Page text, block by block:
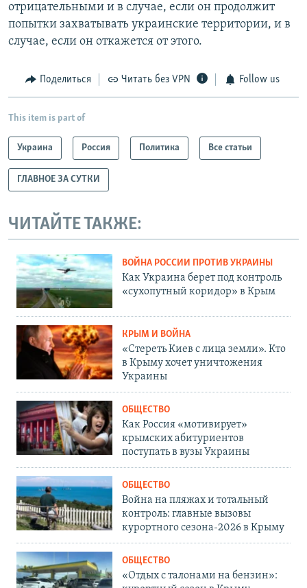
отрицательными и в случае, если он продолжит
попытки захватывать украинские территории, и в
случае, если он откажется от этого.
Поделиться Читать без VPN Follow us
This item is part of
Украина Россия Политика Все статьи
ГЛАВНОЕ ЗА СУТКИ
ЧИТАЙТЕ ТАКЖЕ:
ВОЙНА РОССИИ ПРОТИВ УКРАИНЫ
Как Украина берет под контроль
«сухопутный коридор» в Крым
КРЫМ И ВОЙНА
«Стереть Киев с лица земли». Кто
в Крыму хочет уничтожения
Украины
ОБЩЕСТВО
Как Россия «мотивирует»
крымских абитуриентов
поступать в вузы Украины
ОБЩЕСТВО
Война на пляжах и тотальный
контроль: главные вызовы
курортного сезона-2026 в Крыму
ОБЩЕСТВО
«Отдых с талонами на бензин»: